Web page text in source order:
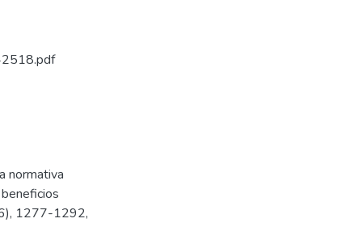
normativa
1277-1292,